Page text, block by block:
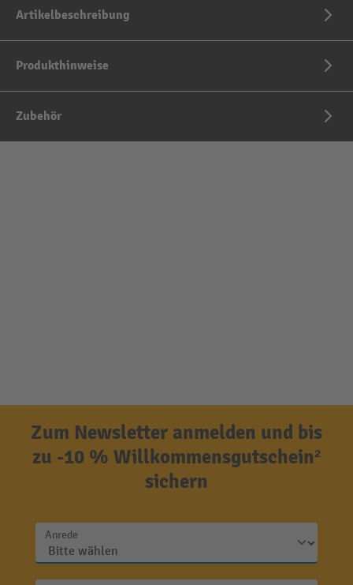
Artikelbeschreibung
Produkthinweise
Zubehör
Zum Newsletter anmelden und bis
zu -10 % Willkommensgutschein²
sichern
Anrede